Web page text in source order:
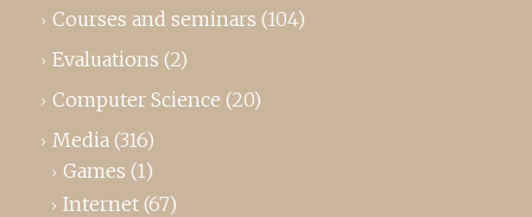
Courses and seminars (104)
Evaluations (2)
Computer Science (20)
Media (316)
Games (1)
Internet (67)